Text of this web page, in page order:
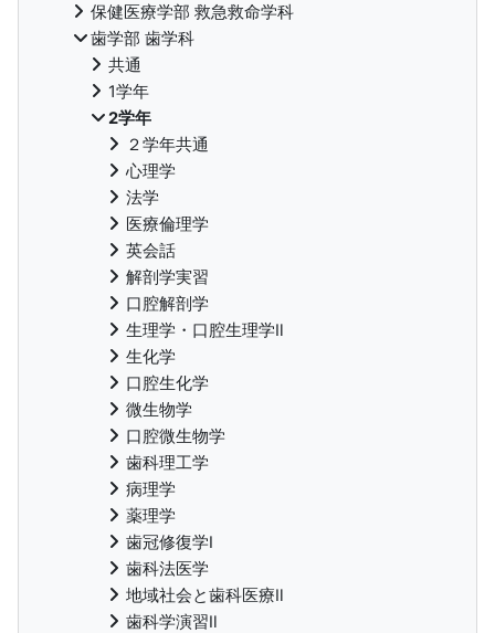
保健医療学部 救急救命学科
歯学部 歯学科
共通
1学年
2学年
２学年共通
心理学
法学
医療倫理学
英会話
解剖学実習
口腔解剖学
生理学・口腔生理学Ⅱ
生化学
口腔生化学
微生物学
口腔微生物学
歯科理工学
病理学
薬理学
歯冠修復学Ⅰ
歯科法医学
地域社会と歯科医療Ⅱ
歯科学演習Ⅱ